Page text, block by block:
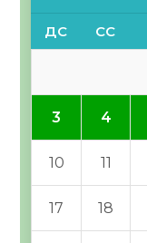
ДС СС
3 4
10 11
17 18